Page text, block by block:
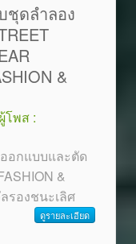
ชุดลำลอง
&
ผู้โพส :
อกแบบและตัด
&
รองชนะเลิศ
ดูรายละเอียด